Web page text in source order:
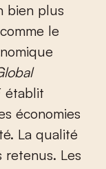
bien plus
le
établit
économies
La qualité
retenus. Les